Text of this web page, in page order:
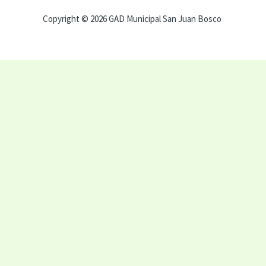
Copyright © 2026 GAD Municipal San Juan Bosco